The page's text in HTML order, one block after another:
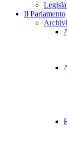
Il Parlamento